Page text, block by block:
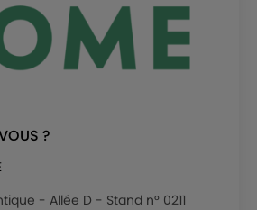
?
- Allée D - Stand n° 0211